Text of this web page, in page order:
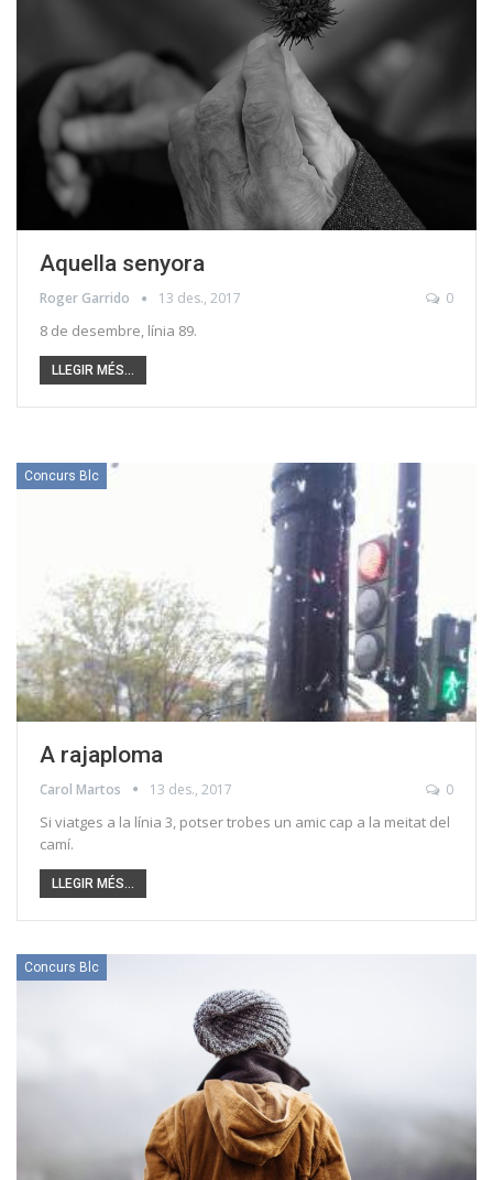
Aquella senyora
Roger Garrido 13 des., 2017 0
8 de desembre, línia 89.
LLEGIR MÉS...
Concurs Blc
A rajaploma
Carol Martos 13 des., 2017 0
Si viatges a la línia 3, potser trobes un amic cap a la meitat del
camí.
LLEGIR MÉS...
Concurs Blc